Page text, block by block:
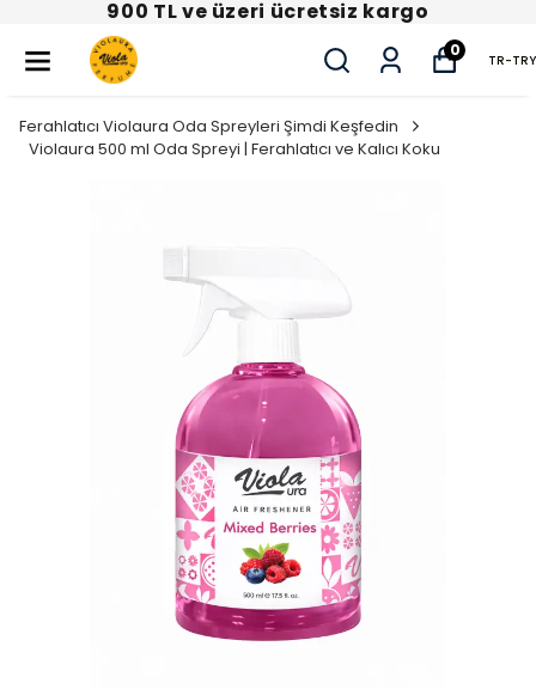
900 TL ve üzeri ücretsiz kargo
0
TR-TRY
Ferahlatıcı Violaura Oda Spreyleri Şimdi Keşfedin
Violaura 500 ml Oda Spreyi | Ferahlatıcı ve Kalıcı Koku